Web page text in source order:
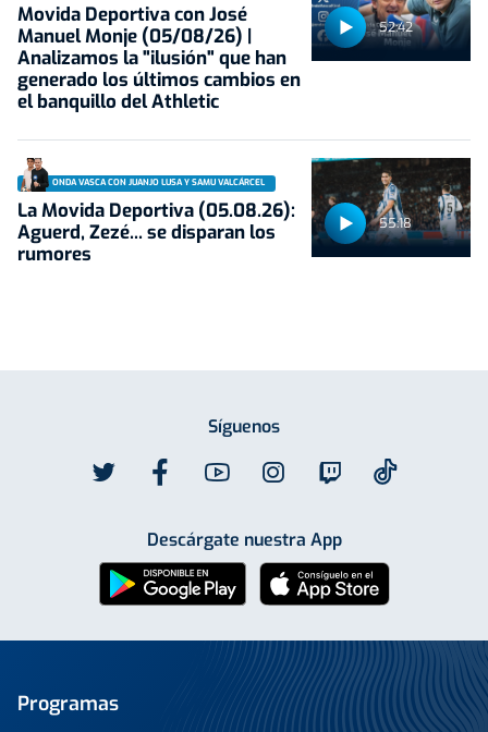
52:42
Movida Deportiva con José
Manuel Monje (05/08/26) |
Analizamos la "ilusión" que han
generado los últimos cambios en
el banquillo del Athletic
55:18
ONDA VASCA CON JUANJO LUSA Y SAMU VALCÁRCEL
La Movida Deportiva (05.08.26):
Aguerd, Zezé... se disparan los
rumores
Síguenos
Descárgate nuestra App
Programas